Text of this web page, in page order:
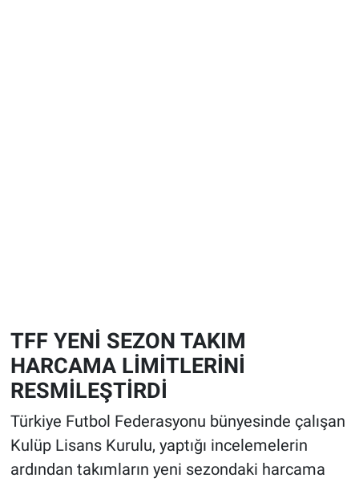
TFF YENİ SEZON TAKIM
HARCAMA LİMİTLERİNİ
RESMİLEŞTİRDİ
Türkiye Futbol Federasyonu bünyesinde çalışan
Kulüp Lisans Kurulu, yaptığı incelemelerin
ardından takımların yeni sezondaki harcama